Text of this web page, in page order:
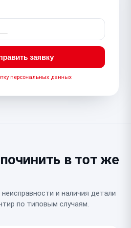
заявку
персональных данных
в тот же
и наличия детали
по типовым случаям.